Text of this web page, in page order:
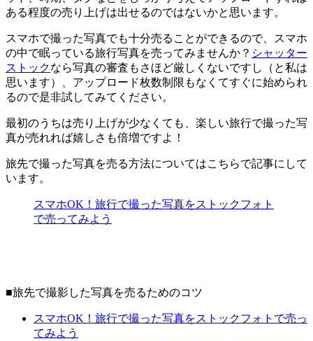
ある程度の売り上げは出せるのではないかと思います。
スマホで撮った写真でも十分売ることができるので、スマホ
の中で眠っている旅行写真を売ってみませんか？ シャッター
ストックなら写真の審査もさほど厳しくないですし（と私は
思います）、アップロード枚数制限もなくてすぐに始められ
るので是非試してみてください。
最初のうちは売り上げが少なくても、楽しい旅行で撮った写
真が売れれば嬉しさも倍増ですよ！
旅先で撮った写真を売る方法についてはこちらで記事にして
います。
スマホOK！旅行で撮った写真をストックフォト
で売ってみよう
■旅先で撮影した写真を売るためのコツ
スマホOK！旅行で撮った写真をストックフォトで売っ
てみよう